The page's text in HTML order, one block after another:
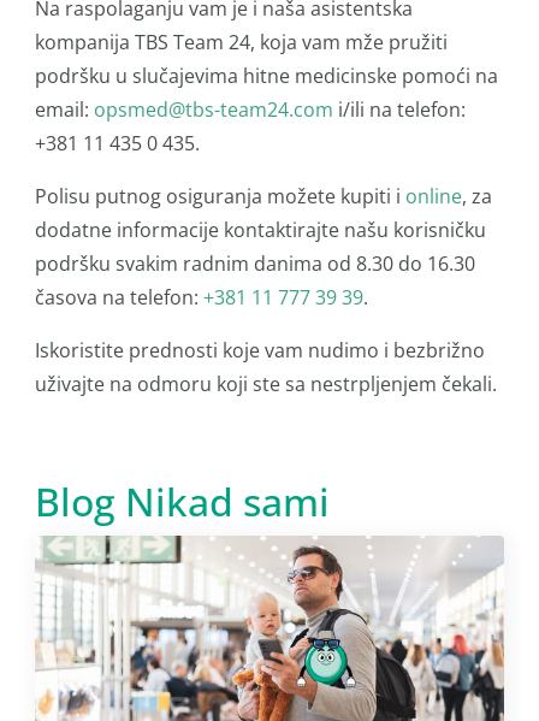
Na raspolaganju vam je i naša asistentska
kompanija TBS Team 24, koja vam mže pružiti
podršku u slučajevima hitne medicinske pomoći na
email: opsmed@tbs-team24.com i/ili na telefon:
+381 11 435 0 435.
Polisu putnog osiguranja možete kupiti i online, za
dodatne informacije kontaktirajte našu korisničku
podršku svakim radnim danima od 8.30 do 16.30
časova na telefon: +381 11 777 39 39.
Iskoristite prednosti koje vam nudimo i bezbrižno
uživajte na odmoru koji ste sa nestrpljenjem čekali.
Blog Nikad sami